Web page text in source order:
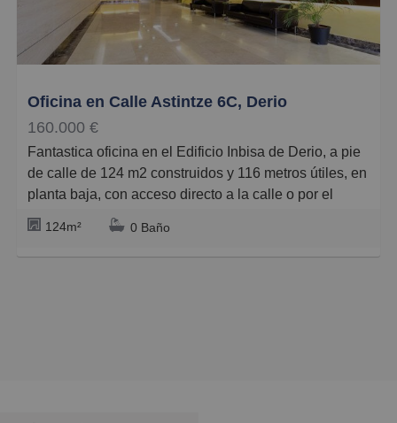
Grandes
Oficina en Calle Astintze 6C, Derio
160.000 €
Fantastica oficina en el Edificio Inbisa de Derio, a pie
de calle de 124 m2 construidos y 116 metros útiles, en
planta baja, con acceso directo a la calle o por el
portal. Tiene dos despachos y una zona de trabajo
amplia y diáfana. Con parcela de garaje incluida.
124m² 0 Baño